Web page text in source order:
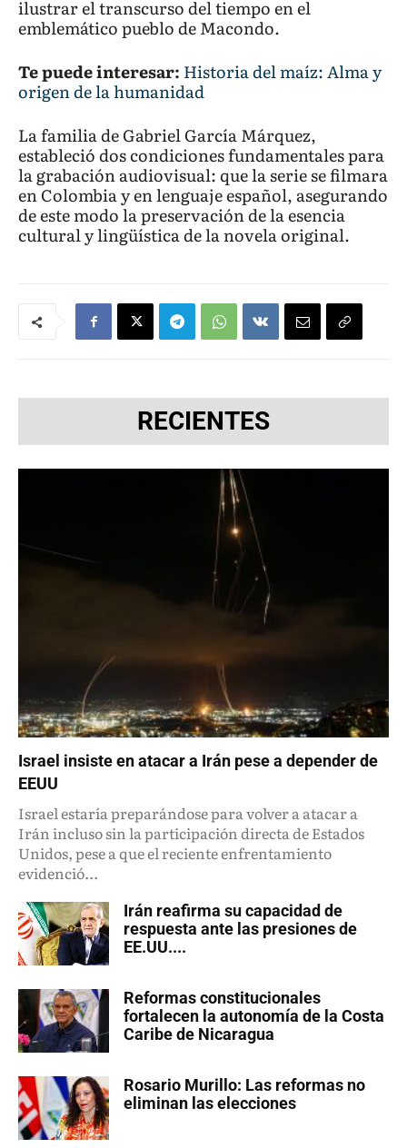
ilustrar el transcurso del tiempo en el
emblemático pueblo de Macondo.
Te puede interesar: Historia del maíz: Alma y
origen de la humanidad
La familia de Gabriel García Márquez,
estableció dos condiciones fundamentales para
la grabación audiovisual: que la serie se filmara
en Colombia y en lenguaje español, asegurando
de este modo la preservación de la esencia
cultural y lingüística de la novela original.
RECIENTES
Israel insiste en atacar a Irán pese a depender de
EEUU
Israel estaría preparándose para volver a atacar a
Irán incluso sin la participación directa de Estados
Unidos, pese a que el reciente enfrentamiento
evidenció...
Irán reafirma su capacidad de
respuesta ante las presiones de
EE.UU....
Reformas constitucionales
fortalecen la autonomía de la Costa
Caribe de Nicaragua
Rosario Murillo: Las reformas no
eliminan las elecciones